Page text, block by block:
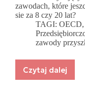
zawodach, które
sie za 8 czy 20 lat?
TAGI: OECD
zawody
Czytaj dalej
Zawody